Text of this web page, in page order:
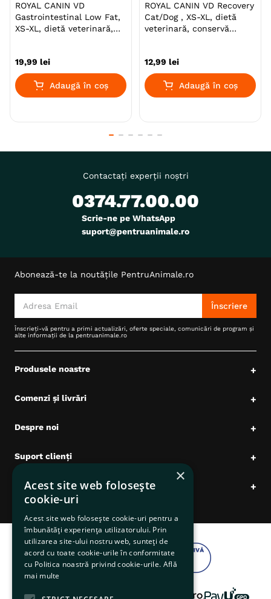
ROYAL CANIN VD
Gastrointestinal Low Fat,
XS-XL, dietă veterinară,
(pate)
19,99 lei
Adaugă în coș
ROYAL CANIN VD Recovery
Cat/Dog , XS-XL, dietă
veterinară, conservă
(mousse), 195g
12,99 lei
Adaugă în coș
Contactați experții noștri
0374.77.00.00
Scrie-ne pe WhatsApp
suport@pentruanimale.ro
Abonează-te la noutățile PentruAnimale.ro
Înscriere
Înscrieți-vă pentru a primi actualizări, oferte speciale, comunicări de program și
alte informații de la pentruanimale.ro
Produsele noastre +
Comenzi și livrări +
Despre noi +
Suport clienți +
Date comerciale +
×
Acest site web folosește
cookie-uri
Acest site web folosește cookie-uri pentru a
îmbunătăți experiența utilizatorului. Prin
utilizarea site-ului nostru web, sunteți de
acord cu toate cookie-urile în conformitate
cu Politica noastră privind cookie-urile. Află
mai multe